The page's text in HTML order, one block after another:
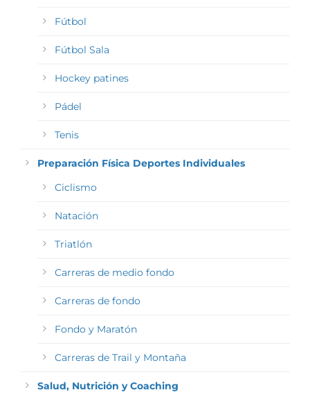
Fútbol
Fútbol Sala
Hockey patines
Pádel
Tenis
Preparación Física Deportes Individuales
Ciclismo
Natación
Triatlón
Carreras de medio fondo
Carreras de fondo
Fondo y Maratón
Carreras de Trail y Montaña
Salud, Nutrición y Coaching